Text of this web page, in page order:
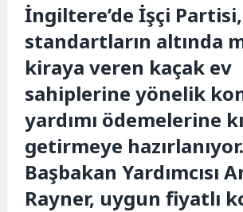
İngiltere’de İşçi Partisi,
standartların altında
kiraya veren kaçak ev
sahiplerine yönelik
yardımı ödemelerine
getirmeye hazırlanıyor.
Başbakan Yardımcısı
Rayner, uygun fiyatlı